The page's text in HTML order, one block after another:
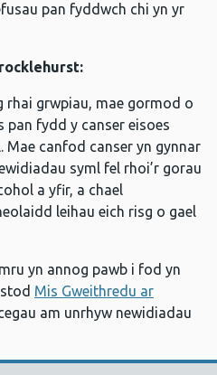
pan fyddwch chi yn yr
rhai grwpiau, mae gormod o
pan fydd y canser eisoes
Mae canfod canser yn gynnar
syml fel rhoi’r gorau
a yfir, a chael
leihau eich risg o gael
yn annog pawb i fod yn
Mis Gweithredu ar
am unrhyw newidiadau